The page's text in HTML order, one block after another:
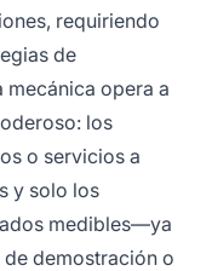
requiriendo
de
mecánica opera a
los
o servicios a
y solo los
medibles—ya
demostración o